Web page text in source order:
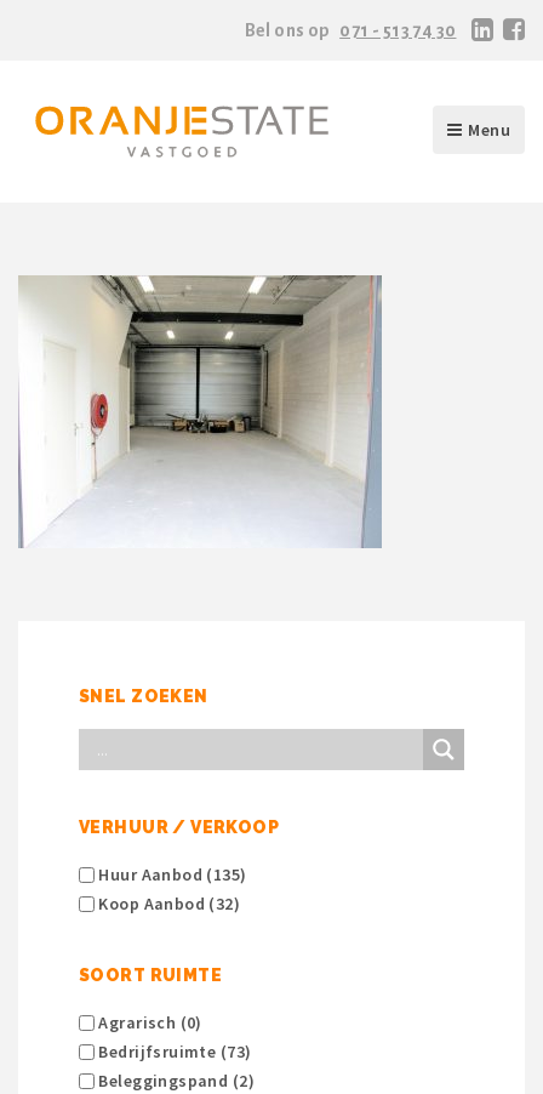
Bel ons op 071 - 513 74 30
Menu
SNEL ZOEKEN
VERHUUR / VERKOOP
Huur Aanbod (135)
Koop Aanbod (32)
SOORT RUIMTE
Agrarisch (0)
Bedrijfsruimte (73)
Beleggingspand (2)